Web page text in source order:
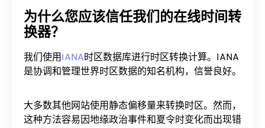
为什么您应该信任我们的在线时间转
换器？
我们使用IANA时区数据库进行时区转换计算。IANA
是协调和管理世界时区数据的知名机构，信誉良好。
大多数其他网站使用静态偏移量来转换时区。然而，
这种方法容易因地缘政治事件和夏令时变化而出现错